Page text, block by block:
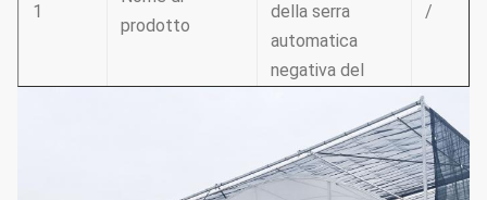
1
prodotto
della serra
automatica
negativa del
raffreddamento
/
Struttura
tubo d'acciaio